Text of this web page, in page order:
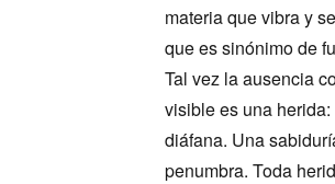
materia que vibra y
que es sinónimo de
Tal vez la ausencia
visible es una
diáfana. Una
penumbra. Toda